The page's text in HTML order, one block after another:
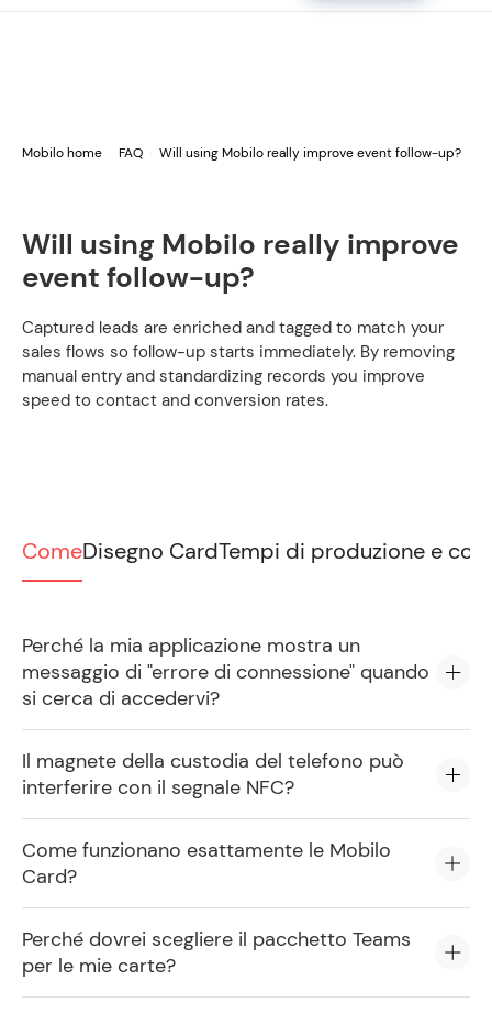
Mobilo home FAQ Will using Mobilo really improve event follow-up?
Will using Mobilo really improve
event follow-up?
Captured leads are enriched and tagged to match your
sales flows so follow-up starts immediately. By removing
manual entry and standardizing records you improve
speed to contact and conversion rates.
ComeDisegno CardTempi di produzione e
Perché la mia applicazione mostra un
messaggio di "errore di connessione" quando
si cerca di accedervi?
Il magnete della custodia del telefono può
interferire con il segnale NFC?
Come funzionano esattamente le Mobilo
Card?
Perché dovrei scegliere il pacchetto Teams
per le mie carte?